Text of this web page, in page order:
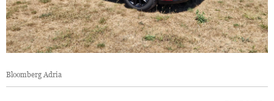
Bloomberg Adria